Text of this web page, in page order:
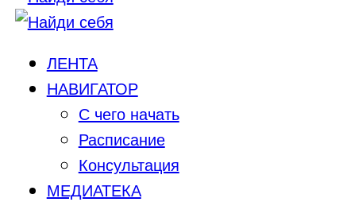
ЛЕНТА
НАВИГАТОР
С чего начать
Расписание
Консультация
МЕДИАТЕКА